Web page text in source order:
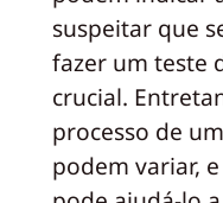
suspeitar que
fazer um teste
crucial.
processo de
podem variar,